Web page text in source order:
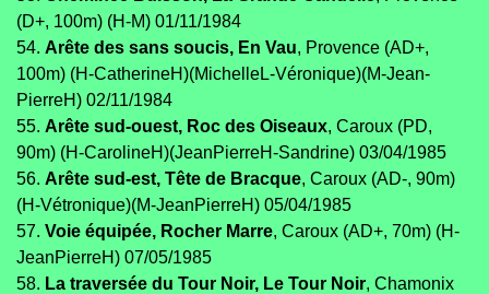
(D+, 100m) (H-M) 01/11/1984
54. Arête des sans soucis, En Vau, Provence (AD+,
100m) (H-CatherineH)(MichelleL-Véronique)(M-Jean-
PierreH) 02/11/1984
55. Arête sud-ouest, Roc des Oiseaux, Caroux (PD,
90m) (H-CarolineH)(JeanPierreH-Sandrine) 03/04/1985
56. Arête sud-est, Tête de Bracque, Caroux (AD-, 90m)
(H-Vétronique)(M-JeanPierreH) 05/04/1985
57. Voie équipée, Rocher Marre, Caroux (AD+, 70m) (H-
JeanPierreH) 07/05/1985
58. La traversée du Tour Noir, Le Tour Noir, Chamonix